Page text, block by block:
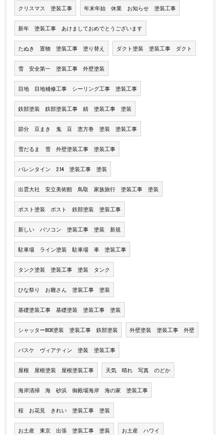
クリスマス 塗装工事 年末年始 休業 お知らせ 塗装工事
新年 塗装工事 あけましておめでとうございます
たぬき 置物 塗装工事 塗り替え ダクト塗装 塗装工事 ダクト
雪 安全第一 塗装工事 外壁塗装
目地 目地補修工事 シーリング工事 塗装工事
鉄部塗装 鉄部塗装工事 錆 塗装工事 塗装
節分 豆まき 鬼 豆 恵方巻 塗装 塗装工事
雪だるま 雪 外壁塗装工事 塗装工事
バレンタイン 2.14 塗装工事 塗装
出雲大社 安立美術館 鳥取 家族旅行 塗装工事 塗装
ポスト塗装 ポスト 鉄部塗装 塗装工事
新しい パソコン 塗装工事 塗装 新規
駐車場 ライン塗装 駐車場 車 塗装工事
タンク塗装 塗装工事 塗装 タンク
ひな祭り お雛さん 塗装工事 塗装
基礎塗装工事 基礎塗装 塗装工事 塗装
シャッターBOX塗装 塗装工事 鉄部塗装 外壁塗装 塗装工事 外壁
バスケ ヴィアティン 塗装 塗装工事
屋根 屋根塗装 屋根塗装工事 天気 晴れ 写真 のどか
海岸清掃 海 砂浜 御殿場海岸 海の家 塗装工事
桜 お花見 きれい 塗装工事 塗装
お土産 東京 出張 塗装工事 塗装 お土産 ハワイ